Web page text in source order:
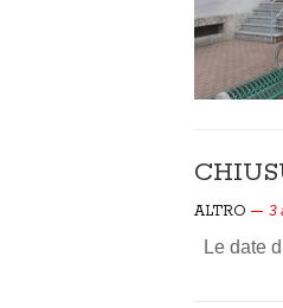
ALTRO 3
Le date